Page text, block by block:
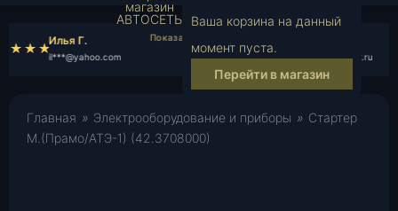
Ваша корзина на данный
момент пуста.
Перейти в магазин
Илья Г.
il***@yahoo.com va***@rambler.ru
Главная » Электрооборудование и приборы » Стартер
М.(Прамо/АТЭ-1) (42.3708000)